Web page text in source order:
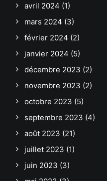
avril 2024 (1)
mars 2024 (3)
février 2024 (2)
janvier 2024 (5)
décembre 2023 (2)
novembre 2023 (2)
octobre 2023 (5)
septembre 2023 (4)
août 2023 (21)
juillet 2023 (1)
juin 2023 (3)